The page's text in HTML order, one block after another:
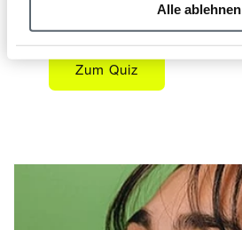
Alle ablehnen
Hautpflegeroutine.
Zum Quiz